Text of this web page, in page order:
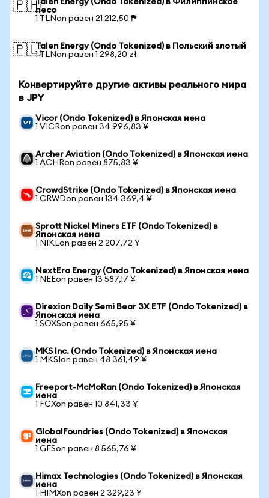
🇵🇭Talen Energy (Ondo Tokenized) в Филиппинское
песо
1 TLNon равен 21 212,50 ₱
🇵🇱Talen Energy (Ondo Tokenized) в Польский злотый
1 TLNon равен 1 298,20 zł
Конвертируйте другие активы реального мира
в JPY
Vicor (Ondo Tokenized) в Японская иена
1 VICRon равен 34 996,83 ¥
Archer Aviation (Ondo Tokenized) в Японская иена
1 ACHRon равен 875,83 ¥
CrowdStrike (Ondo Tokenized) в Японская иена
1 CRWDon равен 134 369,4 ¥
Sprott Nickel Miners ETF (Ondo Tokenized) в
Японская иена
1 NIKLon равен 2 207,72 ¥
NextEra Energy (Ondo Tokenized) в Японская иена
1 NEEon равен 13 587,17 ¥
Direxion Daily Semi Bear 3X ETF (Ondo Tokenized) в
Японская иена
1 SOXSon равен 665,95 ¥
MKS Inc. (Ondo Tokenized) в Японская иена
1 MKSIon равен 48 361,49 ¥
Freeport-McMoRan (Ondo Tokenized) в Японская
иена
1 FCXon равен 10 841,33 ¥
GlobalFoundries (Ondo Tokenized) в Японская
иена
1 GFSon равен 8 565,76 ¥
Himax Technologies (Ondo Tokenized) в Японская
иена
1 HIMXon равен 2 329,23 ¥